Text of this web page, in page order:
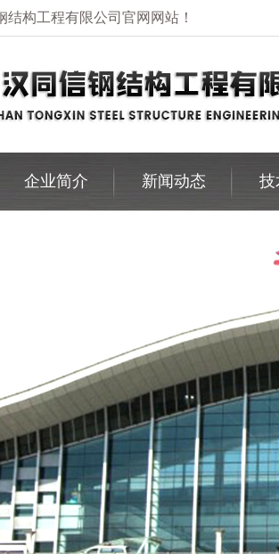
结构工程有限公司官网网站！
企业简介 新闻动态 技